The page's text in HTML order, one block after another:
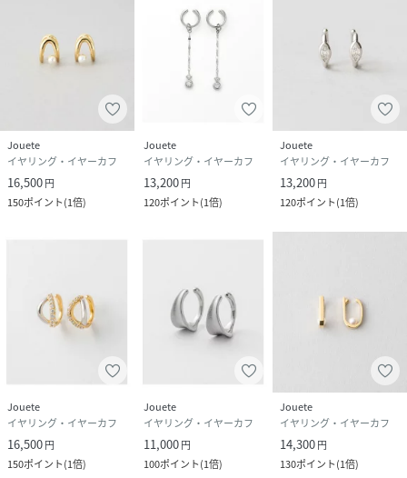
Jouete
イヤリング・イヤーカフ
16,500円
150ポイント(1倍)
Jouete
イヤリング・イヤーカフ
13,200円
120ポイント(1倍)
Jouete
イヤリング・イヤーカフ
13,200円
120ポイント(1倍)
Jouete
イヤリング・イヤーカフ
16,500円
150ポイント(1倍)
Jouete
イヤリング・イヤーカフ
11,000円
100ポイント(1倍)
Jouete
イヤリング・イヤーカフ
14,300円
130ポイント(1倍)